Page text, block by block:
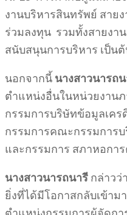
งานบริหารสินทรัพย์ สาย
ร่วมลงทุน รวมทั้งสายงา
สนับสนุนการบริหาร เป็น
นอกจากนี้ นางสาวนารถ
ตำแหน่งอื่นในหน่วยงาน
กรรมการบริษัทข้อมูลเค
กรรมการคณะกรรมการบ
และกรรมการ สภาหอกา
นางสาวนารถนารี กล่าวว่
ยิ่งที่ได้มีโอกาสกลับเข้าม